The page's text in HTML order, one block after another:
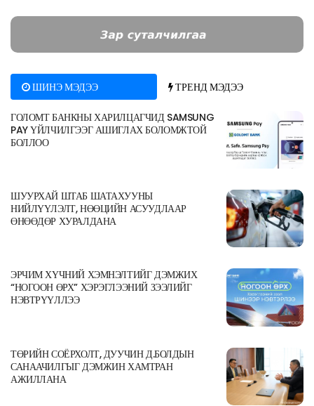
ШИНЭ МЭДЭЭ ТРЕНД МЭДЭЭ
ГОЛОМТ БАНКНЫ ХАРИЛЦАГЧИД SAMSUNG
PAY ҮЙЛЧИЛГЭЭГ АШИГЛАХ БОЛОМЖТОЙ
БОЛЛОО
ШУУРХАЙ ШТАБ ШАТАХУУНЫ
НИЙЛҮҮЛЭЛТ, НӨӨЦИЙН АСУУДЛААР
ӨНӨӨДӨР ХУРАЛДАНА
ЭРЧИМ ХҮЧНИЙ ХЭМНЭЛТИЙГ ДЭМЖИХ
“НОГООН ӨРХ” ХЭРЭГЛЭЭНИЙ ЗЭЭЛИЙГ
НЭВТРҮҮЛЛЭЭ
ТӨРИЙН СОЁРХОЛТ, ДУУЧИН Д.БОЛДЫН
САНААЧИЛГЫГ ДЭМЖИН ХАМТРАН
АЖИЛЛАНА